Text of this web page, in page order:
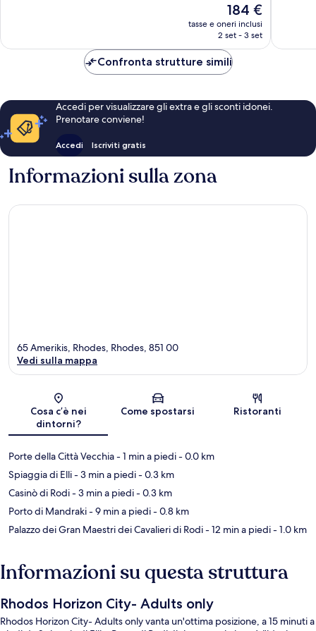
Il
prezzo
attuale
184 €
184 €
tasse e oneri inclusi
2 set - 3 set
Confronta strutture simili
Accedi per visualizzare gli extra e gli sconti idonei.
Prenotare conviene!
Accedi Iscriviti gratis
Informazioni sulla zona
Mappa
65 Amerikis, Rhodes, Rhodes, 851 00
Vedi sulla mappa
Cosa c’è nei
dintorni?
Come spostarsi Ristoranti
Porte della Città Vecchia- 1 min a piedi- 0.0 km
Spiaggia di Elli- 3 min a piedi- 0.3 km
Casinò di Rodi- 3 min a piedi- 0.3 km
Porto di Mandraki- 9 min a piedi- 0.8 km
Palazzo dei Gran Maestri dei Cavalieri di Rodi- 12 min a piedi- 1.0 km
Informazioni su questa struttura
Rhodos Horizon City- Adults only
Rhodos Horizon City- Adults only vanta un'ottima posizione, a 15 minuti a